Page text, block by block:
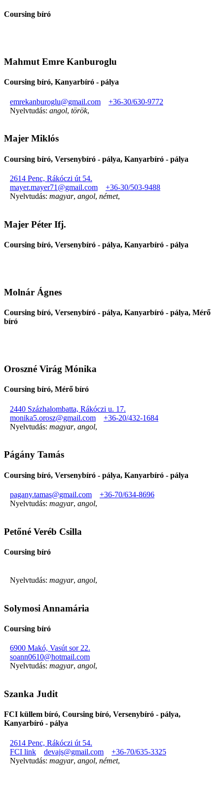
Coursing bíró
Mahmut Emre Kanburoglu
Coursing bíró, Kanyarbíró - pálya
emrekanburoglu@gmail.com
+36-30/630-9772
Nyelvtudás: angol, török,
Majer Miklós
Coursing bíró, Versenybíró - pálya, Kanyarbíró - pálya
2614 Penc, Rákóczi út 54.
mayer.mayer71@gmail.com
+36-30/503-9488
Nyelvtudás: magyar, angol, német,
Majer Péter Ifj.
Coursing bíró, Versenybíró - pálya, Kanyarbíró - pálya
Molnár Ágnes
Coursing bíró, Versenybíró - pálya, Kanyarbíró - pálya, Mérő
bíró
Oroszné Virág Mónika
Coursing bíró, Mérő bíró
2440 Százhalombatta, Rákóczi u. 17.
monika5.orosz@gmail.com
+36-20/432-1684
Nyelvtudás: magyar, angol,
Págány Tamás
Coursing bíró, Versenybíró - pálya, Kanyarbíró - pálya
pagany.tamas@gmail.com
+36-70/634-8696
Nyelvtudás: magyar, angol,
Petőné Veréb Csilla
Coursing bíró
Nyelvtudás: magyar, angol,
Solymosi Annamária
Coursing bíró
6900 Makó, Vasút sor 22.
soann0610@hotmail.com
Nyelvtudás: magyar, angol,
Szanka Judit
FCI küllem bíró, Coursing bíró, Versenybíró - pálya,
Kanyarbíró - pálya
2614 Penc, Rákóczi út 54.
FCI link
devajs@gmail.com
+36-70/635-3325
Nyelvtudás: magyar, angol, német,